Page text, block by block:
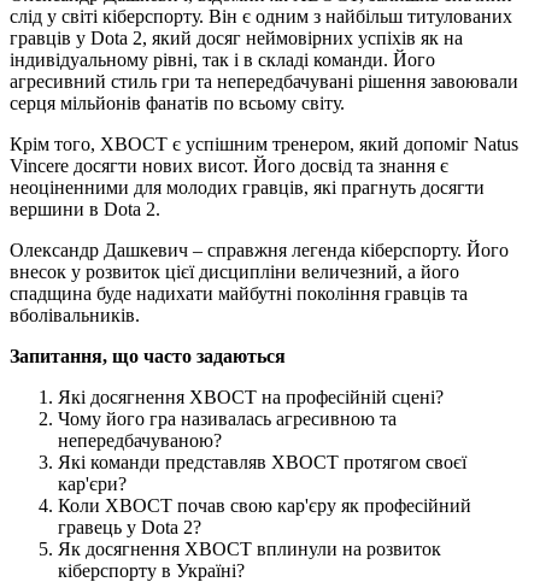
слід у світі кіберспорту. Він є одним з найбільш титулованих
гравців у Dota 2, який досяг неймовірних успіхів як на
індивідуальному рівні, так і в складі команди. Його
агресивний стиль гри та непередбачувані рішення завоювали
серця мільйонів фанатів по всьому світу.
Крім того, XBOCT є успішним тренером, який допоміг Natus
Vincere досягти нових висот. Його досвід та знання є
неоціненними для молодих гравців, які прагнуть досягти
вершини в Dota 2.
Олександр Дашкевич – справжня легенда кіберспорту. Його
внесок у розвиток цієї дисципліни величезний, а його
спадщина буде надихати майбутні покоління гравців та
вболівальників.
Запитання, що часто задаються
Які досягнення XBOCT на професійній сцені?
Чому його гра називалась агресивною та
непередбачуваною?
Які команди представляв XBOCT протягом своєї
кар'єри?
Коли XBOCT почав свою кар'єру як професійний
гравець у Dota 2?
Як досягнення XBOCT вплинули на розвиток
кіберспорту в Україні?